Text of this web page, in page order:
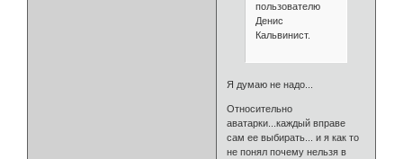
пользователю
Денис
Кальвинист.
Я думаю не надо...
Относительно
аватарки...каждый вправе
сам ее выбирать... и я как то
не понял почему нельзя в